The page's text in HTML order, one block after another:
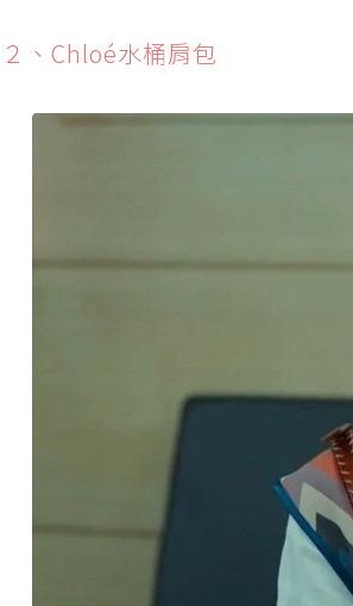
２、Chloé水桶肩包